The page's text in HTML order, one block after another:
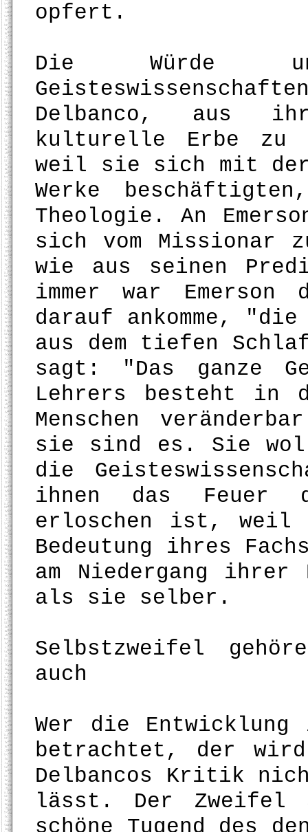
opfert.
Die Würde
Delbanco, aus
kulturelle Erbe zu
weil sie sich mit der
Werke
Theologie. An
sich vom Missionar
wie aus seinen
immer war Emerson
darauf ankomme,
aus dem tiefen
sagt: "Das ganze
Lehrers besteht in
Menschen
sie sind es. Sie
die
ihnen das Feuer
erloschen ist, weil
Bedeutung ihres
am Niedergang ihrer
als sie selber.
Selbstzweifel
auch
Wer die Entwicklung
betrachtet, der
Delbancos Kritik
lässt. Der Zweifel
schöne Tugend des